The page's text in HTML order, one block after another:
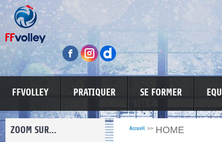
FFVOLLEY PRATIQUER SE FORMER
ZOOM SUR... Accueil >> HOME